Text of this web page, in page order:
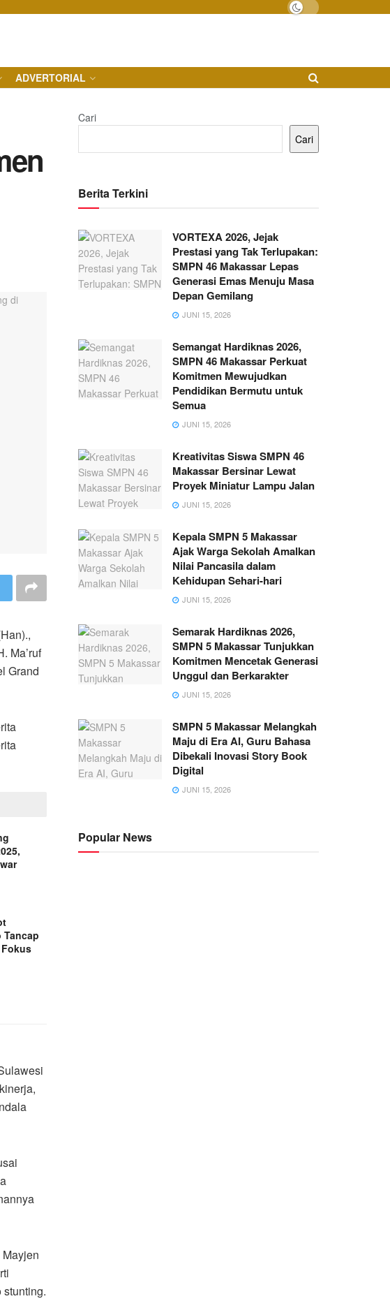
ADVERTORIAL
Ma’ruf
Grand
Tancap
Cari
Cari
Berita Terkini
VORTEXA 2026, Jejak
Prestasi yang Tak Terlupakan:
SMPN 46 Makassar Lepas
Generasi Emas Menuju Masa
Depan Gemilang
JUNI 15, 2026
Semangat Hardiknas 2026,
SMPN 46 Makassar Perkuat
Komitmen Mewujudkan
Pendidikan Bermutu untuk
Semua
JUNI 15, 2026
Kreativitas Siswa SMPN 46
Makassar Bersinar Lewat
Proyek Miniatur Lampu Jalan
JUNI 15, 2026
Kepala SMPN 5 Makassar
Ajak Warga Sekolah Amalkan
Nilai Pancasila dalam
Kehidupan Sehari-hari
JUNI 15, 2026
Semarak Hardiknas 2026,
SMPN 5 Makassar Tunjukkan
Komitmen Mencetak Generasi
Unggul dan Berkarakter
JUNI 15, 2026
SMPN 5 Makassar Melangkah
Maju di Era AI, Guru Bahasa
Dibekali Inovasi Story Book
Digital
JUNI 15, 2026
Popular News